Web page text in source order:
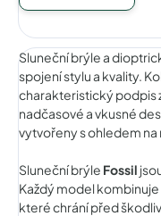
Sluneční brýle a
spojení stylu a kvality.
charakteristický podpis
nadčasové a vkusné
vytvořeny s ohledem
Sluneční brýle Fossil
Každý model
které chrání před